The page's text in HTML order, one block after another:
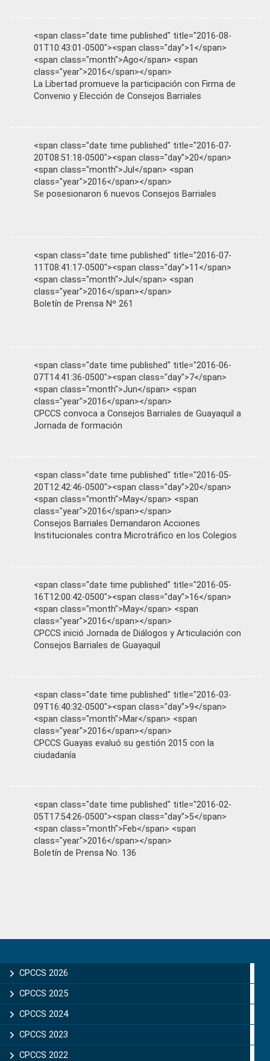
<span class="date time published" title="2016-08-
01T10:43:01-0500"><span class="day">1</span>
<span class="month">Ago</span> <span
class="year">2016</span></span>
La Libertad promueve la participación con Firma de
Convenio y Elección de Consejos Barriales
<span class="date time published" title="2016-07-
20T08:51:18-0500"><span class="day">20</span>
<span class="month">Jul</span> <span
class="year">2016</span></span>
Se posesionaron 6 nuevos Consejos Barriales
<span class="date time published" title="2016-07-
11T08:41:17-0500"><span class="day">11</span>
<span class="month">Jul</span> <span
class="year">2016</span></span>
Boletín de Prensa Nº 261
<span class="date time published" title="2016-06-
07T14:41:36-0500"><span class="day">7</span>
<span class="month">Jun</span> <span
class="year">2016</span></span>
CPCCS convoca a Consejos Barriales de Guayaquil a
Jornada de formación
<span class="date time published" title="2016-05-
20T12:42:46-0500"><span class="day">20</span>
<span class="month">May</span> <span
class="year">2016</span></span>
Consejos Barriales Demandaron Acciones
Institucionales contra Microtráfico en los Colegios
<span class="date time published" title="2016-05-
16T12:00:42-0500"><span class="day">16</span>
<span class="month">May</span> <span
class="year">2016</span></span>
CPCCS inició Jornada de Diálogos y Articulación con
Consejos Barriales de Guayaquil
<span class="date time published" title="2016-03-
09T16:40:32-0500"><span class="day">9</span>
<span class="month">Mar</span> <span
class="year">2016</span></span>
CPCCS Guayas evaluó su gestión 2015 con la
ciudadanía
<span class="date time published" title="2016-02-
05T17:54:26-0500"><span class="day">5</span>
<span class="month">Feb</span> <span
class="year">2016</span></span>
Boletín de Prensa No. 136
Sidebar
CPCCS 2026
CPCCS 2025
CPCCS 2024
CPCCS 2023
CPCCS 2022